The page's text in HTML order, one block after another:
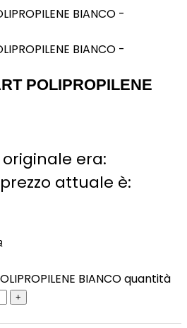
POLIPROPILENE
originale era:
attuale è:
BIANCO quantità